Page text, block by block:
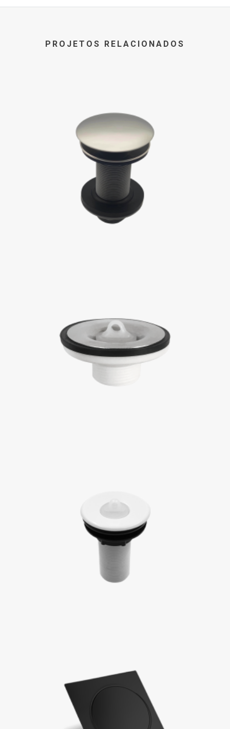
PROJETOS RELACIONADOS